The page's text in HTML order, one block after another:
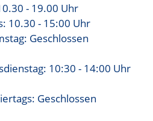
- 19.00 Uhr
10.30 - 15:00 Uhr
Geschlossen
10:30 - 14:00 Uhr
Geschlossen